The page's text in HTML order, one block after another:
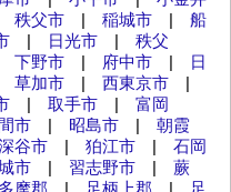
秩父市 | 稲城市 | 船
| 日光市 | 秩父
下野市 | 府中市 |
日
草加市 | 西東京市 |
| 取手市 | 富岡
市 | 昭島市 | 朝霞
谷市 | 狛江市 | 石岡
市 | 習志野市 | 蕨
摩郡 | 足柄上郡 |
足